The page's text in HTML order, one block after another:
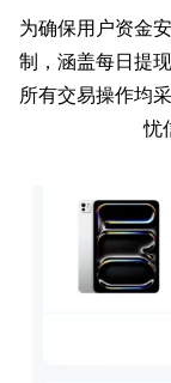
为确保用户资金
制，涵盖每日提
所有交易操作均
忧